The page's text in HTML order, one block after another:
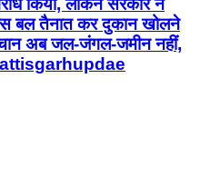
किया, लेकिन सरकार ने
बल तैनात कर दुकान खोलने
अब जल-जंगल-जमीन नहीं,